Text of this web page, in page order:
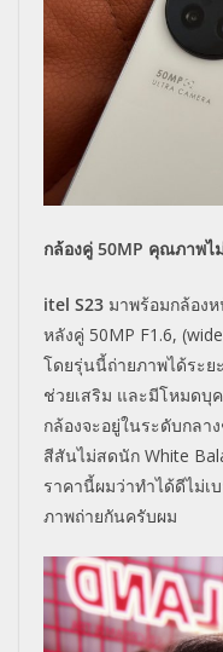
กล้องคู่ 50MP คุณภาพไ
itel S23 มาพร้อมกล้อง
หลังคู่ 50MP F1.6,
โดยรุ่นนี้ถ่ายภาพได้ระย
ช่วยเสริม และมีโหมดบุ
กล้องจะอยู่ในระดับกลา
สีสันไม่สดนัก White
ราคานี้ผมว่าทำได้ดีไม่เ
ภาพถ่ายกันครับผม